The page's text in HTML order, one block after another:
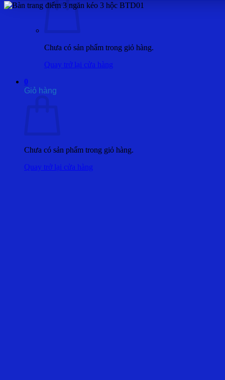
Chưa có sản phẩm trong giỏ hàng.
Quay trở lại cửa hàng
0
Giỏ hàng
Chưa có sản phẩm trong giỏ hàng.
Quay trở lại cửa hàng